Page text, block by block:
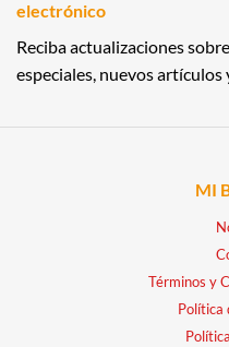
electrónico
Reciba actualizaciones
especiales, nuevos artículos
MI
Términos y
Política